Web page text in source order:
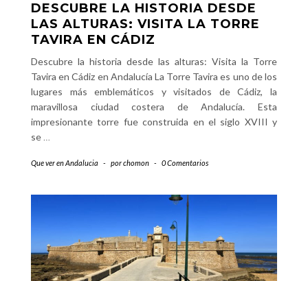
DESCUBRE LA HISTORIA DESDE
LAS ALTURAS: VISITA LA TORRE
TAVIRA EN CÁDIZ
Descubre la historia desde las alturas: Visita la Torre
Tavira en Cádiz en Andalucía La Torre Tavira es uno de los
lugares más emblemáticos y visitados de Cádiz, la
maravillosa ciudad costera de Andalucía. Esta
impresionante torre fue construida en el siglo XVIII y
se …
Que ver en Andalucia - porchomon - 0 Comentarios